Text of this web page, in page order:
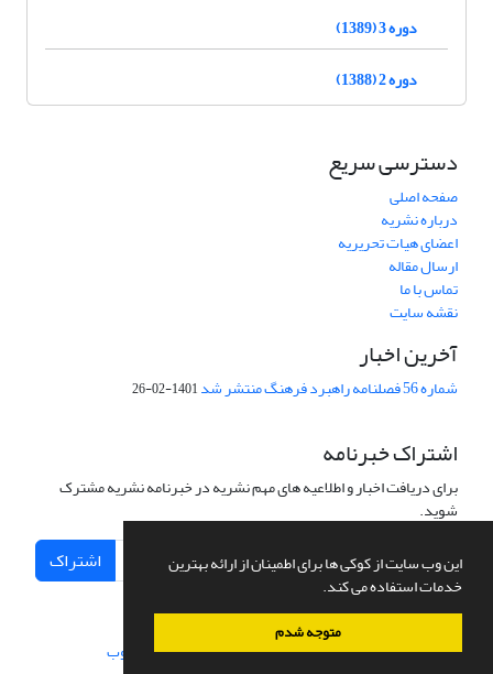
این وب سایت از کوکی ها برای اطمینان از ارائه بهترین
خدمات استفاده می کند.
متوجه شدم
دوره 3 (1389)
دوره 2 (1388)
دسترسی سریع
صفحه اصلی
درباره نشریه
اعضای هیات تحریریه
ارسال مقاله
تماس با ما
نقشه سایت
آخرین اخبار
شماره 56 فصلنامه راهبرد فرهنگ منتشر شد 1401-02-26
اشتراک خبرنامه
برای دریافت اخبار و اطلاعیه های مهم نشریه در خبرنامه نشریه مشترک
شوید.
اشتراک
سامانه مدیریت نشریات علمی.طراحی و پیاده سازی از سیناوب